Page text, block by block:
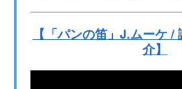
【「パンの笛」J.ムーケ
介】